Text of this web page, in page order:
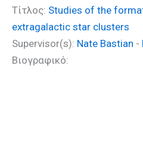
Τίτλος: Studies of the
extragalactic star clusters
Supervisor(s): Nate Bastian -
Βιογραφικό: